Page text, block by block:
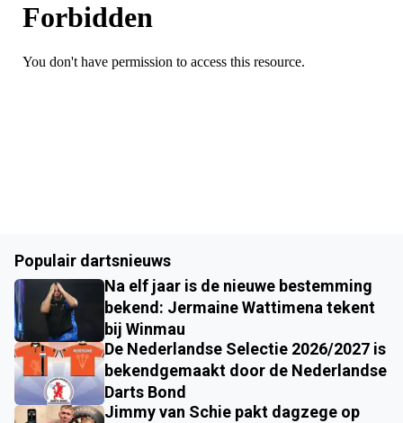
Populair dartsnieuws
Na elf jaar is de nieuwe bestemming
bekend: Jermaine Wattimena tekent
bij Winmau
De Nederlandse Selectie 2026/2027 is
bekendgemaakt door de Nederlandse
Darts Bond
Jimmy van Schie pakt dagzege op